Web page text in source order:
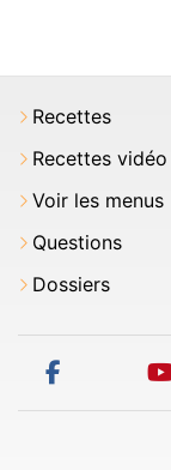
Recettes
Recettes vidéo
Voir les menus
Questions
Dossiers
facebook